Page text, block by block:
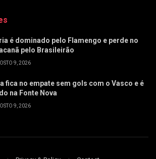
é dominado pelo Flamengo e perde no
pelo Brasileirão
9, 2026
fica no empate sem gols com o Vasco e é
na Fonte Nova
9, 2026